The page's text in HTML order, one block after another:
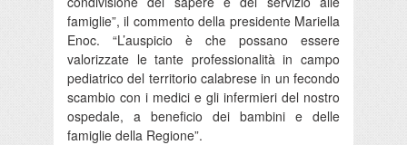
famiglie”, il commento della presidente Mariella
Enoc. “L’auspicio è che possano essere
valorizzate le tante professionalità in campo
pediatrico del territorio calabrese in un fecondo
scambio con i medici e gli infermieri del nostro
ospedale, a beneficio dei bambini e delle
famiglie della Regione”.